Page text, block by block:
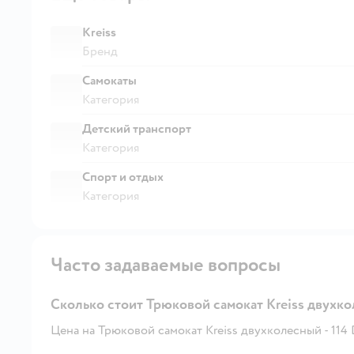
Kreiss
Бренд
Самокаты
Категория
Детский транспорт
Категория
Спорт и отдых
Категория
Часто задаваемые вопросы
Сколько стоит Трюковой самокат Kreiss
Цена на Трюковой самокат Kreiss двухколесный - 114